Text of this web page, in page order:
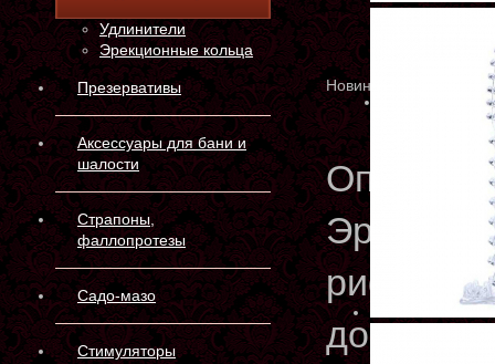
Удлинители
Эрекционные кольца
Презервативы
Аксессуары для бани и
шалости
Страпоны,
фаллопротезы
Садо-мазо
Стимуляторы
Новинка